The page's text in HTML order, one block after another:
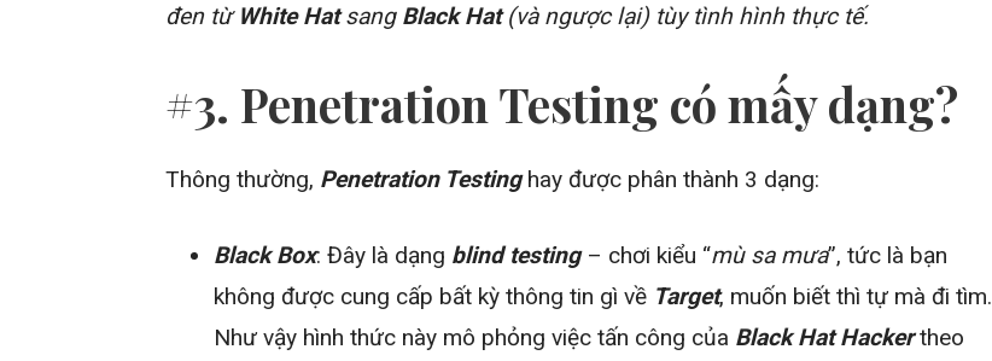
đen từ White Hatsang Black Hat(và ngược lại) tùy tình hình thực tế.
#3. Penetration Testing có mấy dạng?
Thông thường, Penetration Testinghay được phân thành 3 dạng:
Black Box: Đây là dạng blind testing– chơi kiểu “mù sa mưa”, tức là bạn
không được cung cấp bất kỳ thông tin gì về Target, muốn biết thì tự mà đi tìm.
Như vậy hình thức này mô phỏng việc tấn công của Black Hat Hackertheo